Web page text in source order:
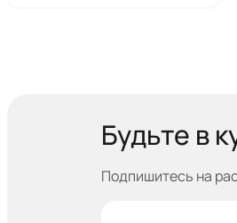
Будьте в
Подпишитесь на